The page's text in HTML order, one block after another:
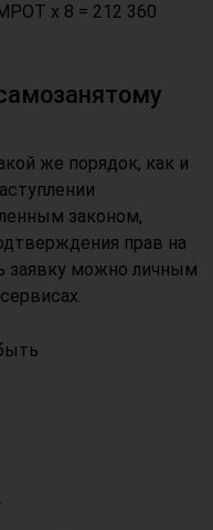
х 8 = 212 360
же порядок, как и
законом,
прав на
заявку можно личным